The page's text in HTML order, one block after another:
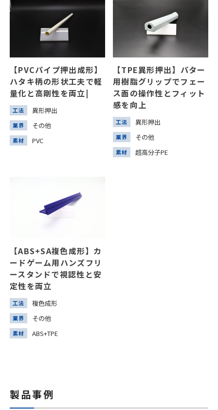
【PVCパイプ押出成形】
ハタキ柄の形状工夫で軽
量化と高剛性を両立|
工法 異形押出
業界 その他
素材 PVC
【TPE異形押出】パター
用樹脂グリップでフェー
ス面の操作性とフィット
感を向上
工法 異形押出
業界 その他
素材 超高分子PE
【ABS+SA複色成形】カ
ードゲーム用ハンズフリ
ースタンドで視認性と安
定性を両立
工法 複色成形
業界 その他
素材 ABS+TPE
製品事例